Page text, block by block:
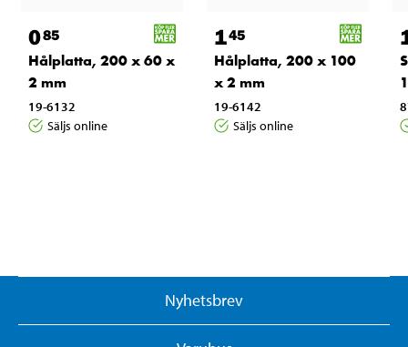
085
Hålplatta, 200 x 60 x
2 mm
19-6132
Säljs online
145
Hålplatta, 200 x 100
x 2 mm
19-6142
Säljs online
Nyhetsbrev